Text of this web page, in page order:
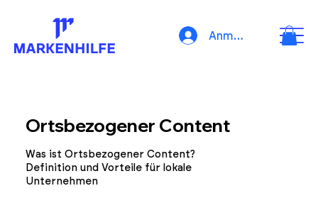
Anmelden
Ortsbezogener Content
Was ist Ortsbezogener Content?
Definition und Vorteile für lokale
Unternehmen